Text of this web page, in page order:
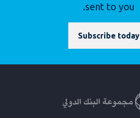
sent to you.
Subscribe today